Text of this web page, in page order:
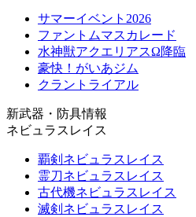
サマーイベント2026
ファントムマスカレード
水神獣アクエリアスΩ降臨
豪快！がいあジム
クラントライアル
新武器・防具情報
ネビュラスレイス
覇剣ネビュラスレイス
霊刀ネビュラスレイス
古代機ネビュラスレイス
滅剣ネビュラスレイス